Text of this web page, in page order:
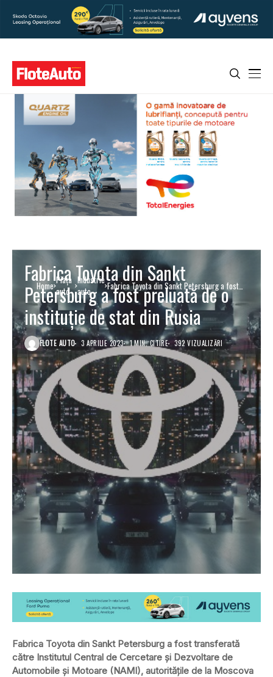
Home Piaţa
auto
Industrie
auto
Fabrica Toyota din Sankt Petersburg a fost
preluată de o instituție de stat din Rusia
Fabrica Toyota din Sankt
Petersburg a fost preluată de o
instituție de stat din Rusia
FLOTE AUTO 3 APRILIE 2023 1 MIN. CITIRE 392 VIZUALIZĂRI
Fabrica Toyota din Sankt Petersburg a fost transferată
către Institutul Central de Cercetare şi Dezvoltare de
Automobile şi Motoare (NAMI), autorităţile de la Moscova